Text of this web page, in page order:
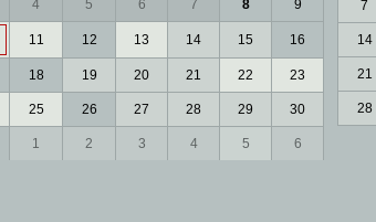
4 5 6 7 8 9
11 12 13 14 15 16
18 19 20 21 22 23
25 26 27 28 29 30
1 2 3 4 5 6
7
14
21
28